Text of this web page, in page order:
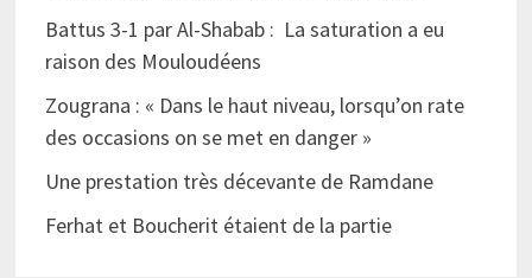
Battus 3-1 par Al-Shabab : La saturation a eu
raison des Mouloudéens
Zougrana : « Dans le haut niveau, lorsqu’on rate
des occasions on se met en danger »
Une prestation très décevante de Ramdane
Ferhat et Boucherit étaient de la partie